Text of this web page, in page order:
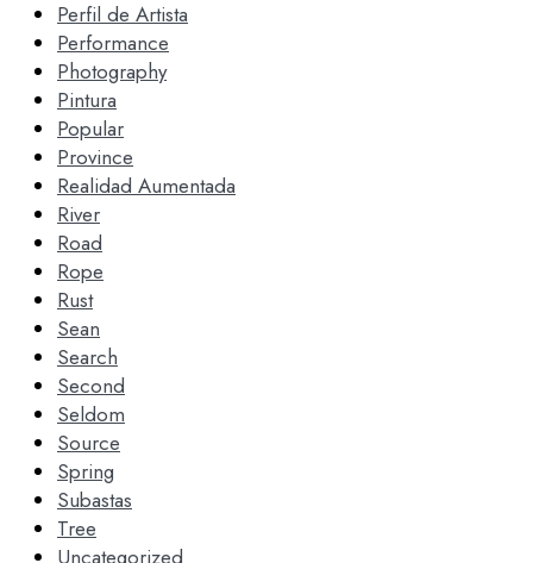
Perfil de Artista
Performance
Photography
Pintura
Popular
Province
Realidad Aumentada
River
Road
Rope
Rust
Sean
Search
Second
Seldom
Source
Spring
Subastas
Tree